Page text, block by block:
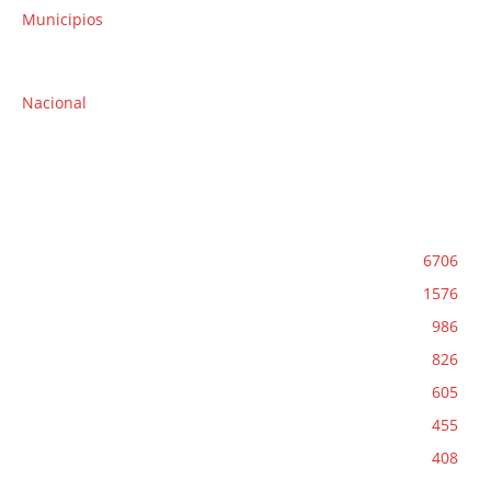
Municipios
Nacional
6706
1576
986
826
605
455
408